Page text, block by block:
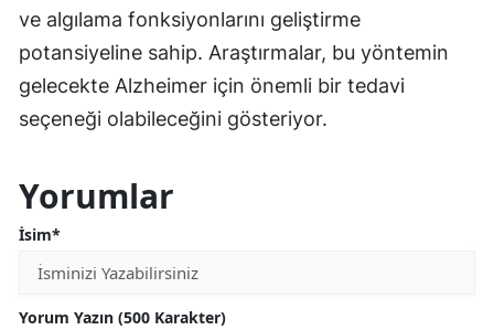
ve algılama fonksiyonlarını geliştirme
potansiyeline sahip. Araştırmalar, bu yöntemin
gelecekte Alzheimer için önemli bir tedavi
seçeneği olabileceğini gösteriyor.
Yorumlar
İsim*
Yorum Yazın (500 Karakter)